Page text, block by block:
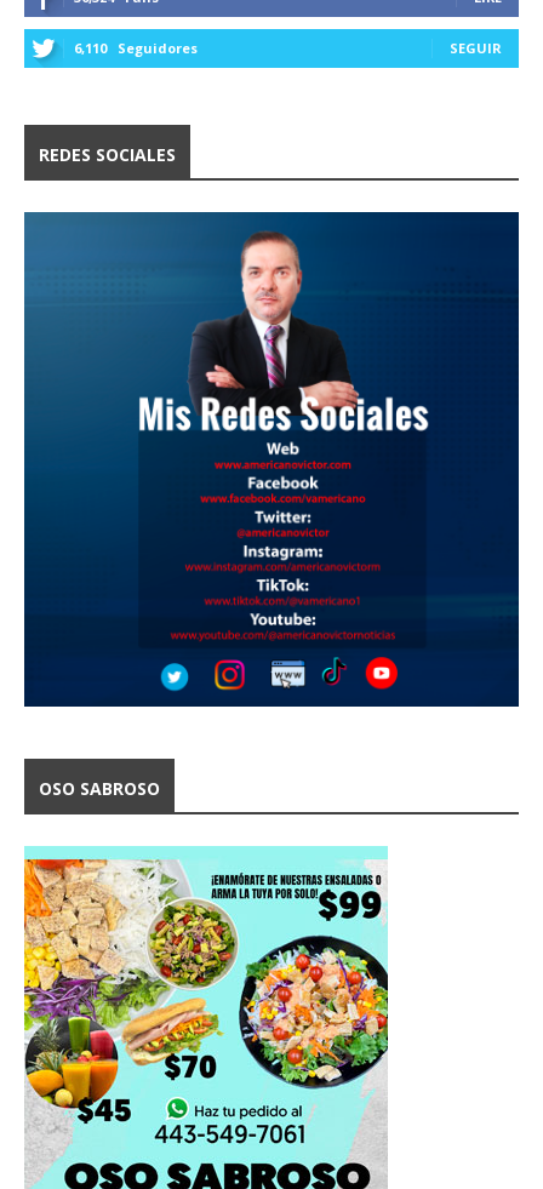
6,110 Seguidores SEGUIR
REDES SOCIALES
OSO SABROSO